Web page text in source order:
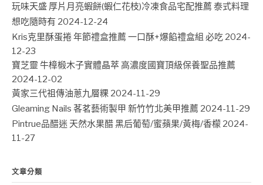
玩味天盛 厚片月亮蝦餅(蝦仁花枝)冷凍食品宅配推薦 泰式料理
想吃隨時有 2024-12-24
Kris克里酥蛋捲 年節禮盒推薦 一口酥+爆餡禮盒組 必吃 2024-
12-23
寶芝靈 牛樟椴木子實體晶萃 高濃度國寶頂級保養聖品推薦
2024-12-02
黃家三代祖傳油蔥九層粿 2024-11-29
Gleaming Nails 茖茗藝術製甲 新竹竹北美甲推薦 2024-11-29
Pintrue品醋迷 天然水果醋 黑后葡萄/蜜蘋果/黃梅/香檬 2024-
11-27
文章分類